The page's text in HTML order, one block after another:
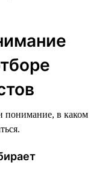
понимание, в каком